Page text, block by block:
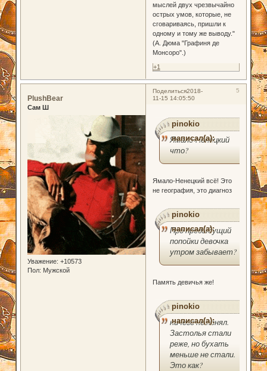
мыслей двух чрезвычайно
острых умов, которые, не
сговариваясь, пришли к
одному и тому же выводу."
(А. Дюма "Графиня де
Монсоро".)
+1
Поделиться 5
2018-
11-15 14:05:50
PlushBear
Сам Ш
Уважение: +10573
Пол: Мужской
pinokio
написал(а):
Ямало-Ненецкий
что?
Ямало-Ненецкий всё! Это
не география, это диагноз
pinokio
написал(а):
Про предыдущий
попойки девочка
утром забывает?
Память девичья же!
pinokio
написал(а):
ничего не понял.
Застолья стали
реже, но бухать
меньше не стали.
Это как?